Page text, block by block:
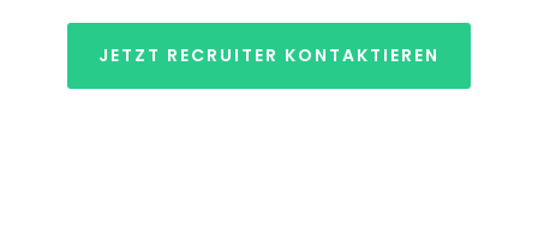
JETZT RECRUITER KONTAKTIEREN